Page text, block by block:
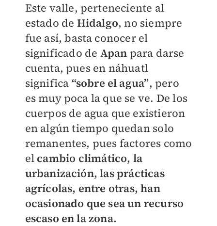
Este valle, perteneciente al
estado de Hidalgo, no siempre
fue así, basta conocer el
significado de Apan para darse
cuenta, pues en náhuatl
significa “sobre el agua”, pero
es muy poca la que se ve. De los
cuerpos de agua que existieron
en algún tiempo quedan solo
remanentes, pues factores como
el cambio climático, la
urbanización, las prácticas
agrícolas, entre otras, han
ocasionado que sea un recurso
escaso en la zona.